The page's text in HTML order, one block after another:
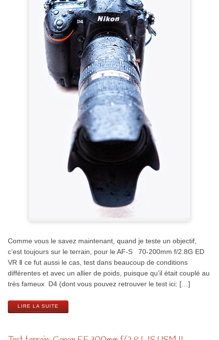
Comme vous le savez maintenant, quand je teste un objectif,
c’est toujours sur le terrain, pour le AF-S 70-200mm f/2.8G ED
VR Ⅱ ce fut aussi le cas, test dans beaucoup de conditions
différentes et avec un allier de poids, puisque qu’il était couplé au
très fameux D4 (dont vous pouvez retrouver le test ici: […]
LIRE LA SUITE